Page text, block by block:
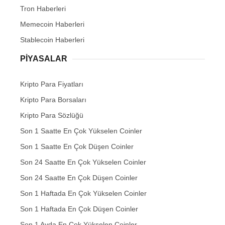
Tron Haberleri
Memecoin Haberleri
Stablecoin Haberleri
PIYASALAR
Kripto Para Fiyatları
Kripto Para Borsaları
Kripto Para Sözlüğü
Son 1 Saatte En Çok Yükselen Coinler
Son 1 Saatte En Çok Düşen Coinler
Son 24 Saatte En Çok Yükselen Coinler
Son 24 Saatte En Çok Düşen Coinler
Son 1 Haftada En Çok Yükselen Coinler
Son 1 Haftada En Çok Düşen Coinler